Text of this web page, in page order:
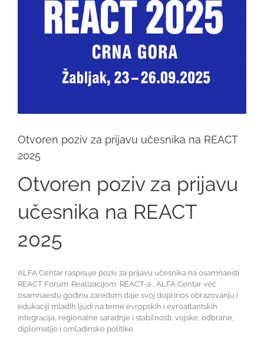
Otvoren poziv za prijavu učesnika na REACT
2025
Otvoren poziv za prijavu
učesnika na REACT
2025
ALFA Centar raspisuje poziv za prijavu učesnika na osamnaesti
REACT Forum. Realizacijom REACT-a , ALFA Centar već
osamnaestu godinu zaredom daje svoj doprinos obrazovanju i
edukaciji mladih ljudi na teme evropskih i evroatlantskih
integracija, regionalne saradnje i stabilnosti, vojske, odbrane,
diplomatije i omladinske politike.